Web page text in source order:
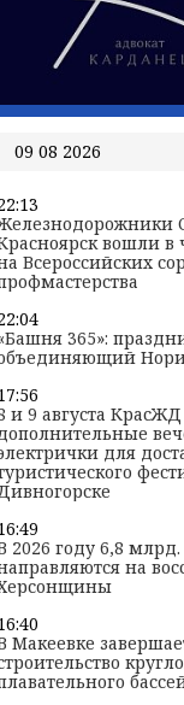
09 08 2026
вошли в
Всероссийских
365»:
и 9 августа
для
2026 году 6,8
на
Макеевке